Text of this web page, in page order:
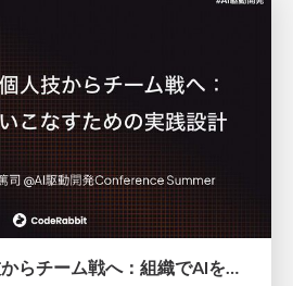
AI駆動開発は個人技からチーム戦へ：組織でAIを使いこなすための実践設計